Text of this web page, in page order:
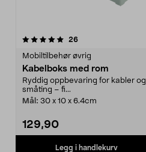
26anmeldelser
Mobiltilbehør øvrig
Kabelboks med rom
Ryddig oppbevaring for kabler og
småting – fi...
Mål: 30 x 10 x 6.4cm
129,90
Legg i handlekurv
4.5 av 5 stjerner